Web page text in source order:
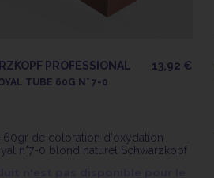
PROFESSIONAL 13,92 €
TUBE 60G N° 7-0
60gr de coloration d'oxydation
n°7-0 blond naturel Schwarzkopf